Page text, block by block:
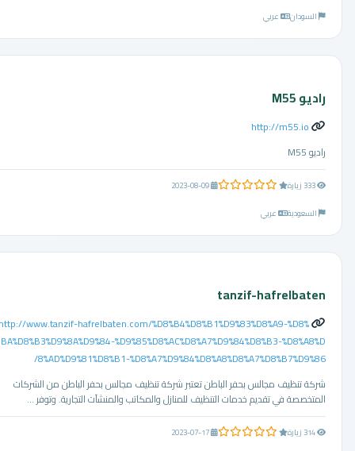
السودان
عربي
راديو M55
http://m55.io
0.0 من 5 نجوم
2023-08-09
السعودية
عربي
tanzif-hafrelbaten
http://www.tanzif-hafrelbaten.com/%D8%B4%D8%B1%D9%83%D8%A9-%D8%
BA%D8%B3%D9%8A%D9%84-%D9%85%D8%AC%D8%A7%D9%84%D8%B3-%D8%A8%D
8%AD%D9%81%D8%B1-%D8%A7%D9%84%D8%A8%D8%A7%D8%B7%D9%86/
شركة تنظيف مجالس بحفر الباطن تعتبر شركة تنظيف مجالس بحفر الباطن من الشركات
المتخصصة في تقديم خدمات التنظيف للمنازل والمكاتب والمنشآت التجارية. وتوفر ...
0.0 من 5 نجوم 2023-07-17